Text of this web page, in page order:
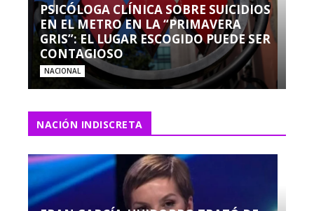
PSICÓLOGA CLÍNICA SOBRE SUICIDIOS
EN EL METRO EN LA “PRIMAVERA
GRIS”: EL LUGAR ESCOGIDO PUEDE SER
CONTAGIOSO
NACIONAL
NACIÓN INDISCRETA